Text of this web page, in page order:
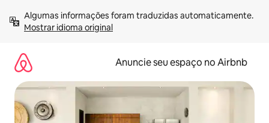
para
Mostrar idioma original
Anuncie seu espaço no Airbnb